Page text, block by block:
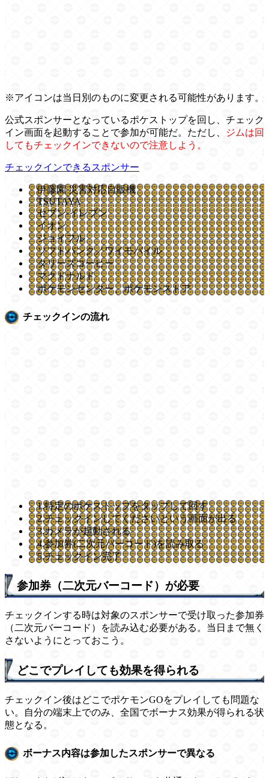
※アイコンは当日別のものに変更される可能性があります。
公式スポンサーとなっているポケストップを回し、チェック
イン画面を起動することで参加が可能だ。ただし、
ジムは回
してもチェックインできないので注意しよう。
チェックインできるスポンサー
伊藤園 災害対応自販機
TSUTAYA
セブン-イレブン
イオン
ジョイフル
ソフトバンク／ワイモバイル
タリーズコーヒー
マクドナルド
ポケモンセンター、ポケモンストア
チェックインの流れ
1.特定のポケストップをタップして回す
2.チェックインしてくださいという画面が出る
3.カメラが起動される
4.参加券(二次元バーコード)を読み取る
5.チェックイン完了
参加券（二次元バーコード）が必要
チェックインする時は対象のスポンサーで受け取った参加券
（二次元バーコード）を読み込む必要がある。当日まで無く
さないようにとっておこう。
どこでプレイしても効果を得られる
チェックイン後はどこでポケモンGOをプレイしても問題な
い。自分の端末上でのみ、全国でボーナス効果が得られる状
態となる。
ボーナス内容は参加したスポンサーで異なる